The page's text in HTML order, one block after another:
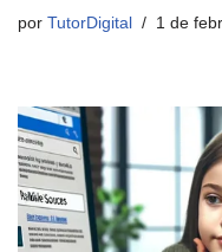
por TutorDigital 1 de